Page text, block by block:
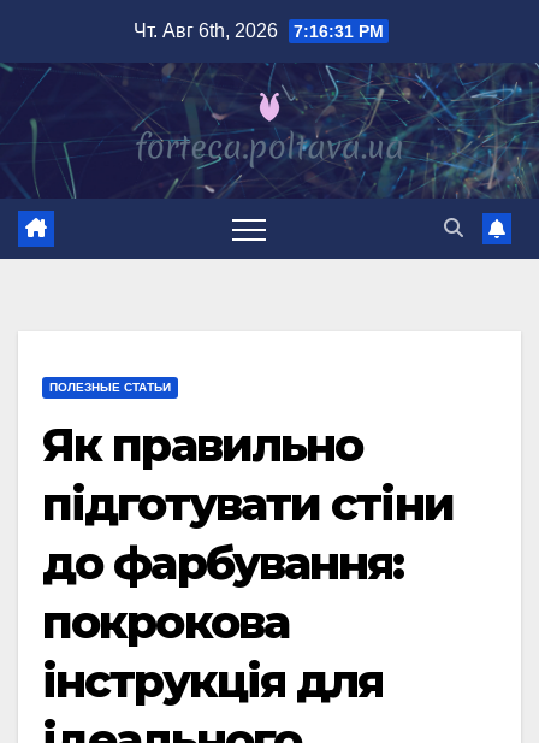
содержимому
Чт. Авг 6th, 2026 7:16:32 PM
ПОЛЕЗНЫЕ СТАТЬИ
Як правильно
підготувати стіни
до фарбування:
покрокова
інструкція для